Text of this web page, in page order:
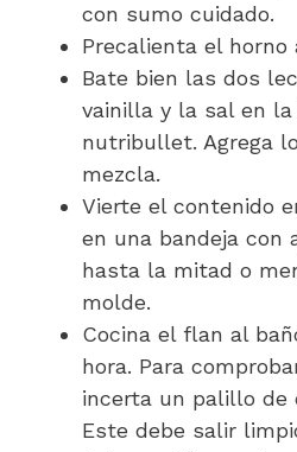
con sumo cuidado.
Precalienta el horno
Bate bien las dos
vainilla y la sal en
nutribullet. Agrega
mezcla.
Vierte el contenido
en una bandeja con
hasta la mitad o
molde.
Cocina el flan al
hora. Para
incerta un palillo de
Este debe salir